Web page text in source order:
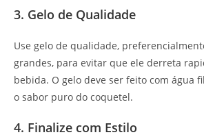
3. Gelo de Qualidade
Use gelo de qualidade,
grandes, para evitar que ele derreta
bebida. O gelo deve ser feito com água
o sabor puro do coquetel.
4. Finalize com Estilo